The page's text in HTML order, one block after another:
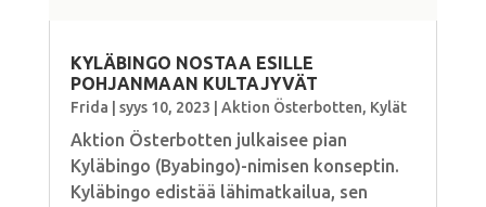
KYLÄBINGO NOSTAA ESILLE
POHJANMAAN KULTAJYVÄT
Frida syys 10, 2023 Aktion Österbotten, Kylät
Aktion Österbotten julkaisee pian
Kyläbingo (Byabingo)-nimisen konseptin.
Kyläbingo edistää lähimatkailua, sen